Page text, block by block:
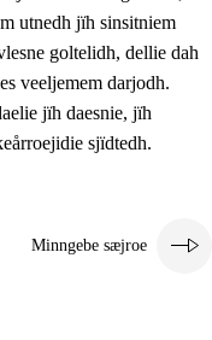
utnedh jïh sinsitniem
goltelidh, dellie dah
veeljemem darjodh.
jïh daesnie, jïh
sjïdtedh.
Minngebe sæjroe